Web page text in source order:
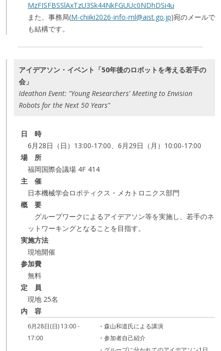
MzFISFBSSlAxTzU3Sk44NkFGUUc0NDhDSi4u
また、事務局(M-chiiki2026-info-ml@aist.go.jp)宛のメールで
も結構です。
アイデアソン・イベント「50年後のロボットを考える若手の
会」
Ideathon Event: "Young Researchers' Meeting to Envision
Robots for the Next 50 Years"
日 時
6月28日（日）13:00-17:00、6月29日（月）10:00-17:00
場 所
福岡国際会議場 4F 414
主 催
日本機械学会ロボティクス・メカトロニクス部門
概 要
グループワークによるアイデアソン等を実施し、若手のネ
ットワーキングとなることを目指す。
実施方法
現地開催
参加費
無料
定 員
現地 25名
内 容
6月28日(日) 13:00 -
17:00
・森山和道氏による講演
・参加者自己紹介